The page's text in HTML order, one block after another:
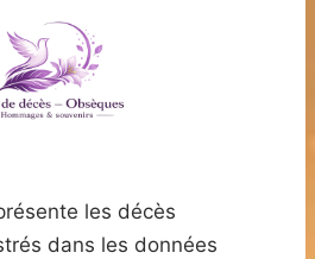
les décès
dans les données